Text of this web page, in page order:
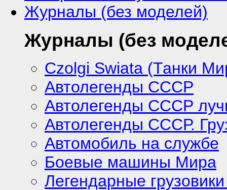
Журналы (без моделей)
Журналы (без
Czolgi Swiata (Танки
Автолегенды СССР
Автолегенды СССР
Автолегенды СССР.
Автомобиль на службе
Боевые машины Мира
Легендарные